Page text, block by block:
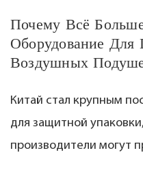
Почему Всё
Оборудование Для
Воздушных
Китай стал крупным
для защитной
производители могут